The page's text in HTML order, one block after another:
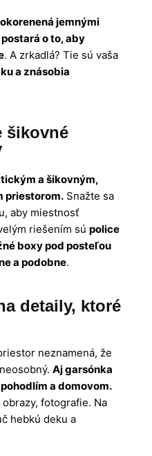
jemnými
o to, aby
. A zrkadlá? Tie sú vaša
a znásobia
šikovné
a šikovným,
priestorom. Snažte sa
aby miestnosť
riešením sú police
boxy pod posteľou
a podobne.
detaily, ktoré
neznamená, že
Aj garsónka
a domovom.
fotografie. Na
hebkú deku a